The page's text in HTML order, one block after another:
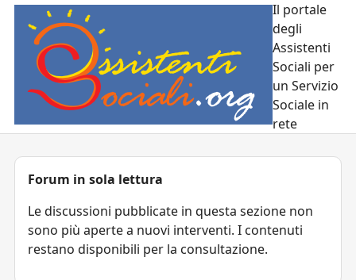
Il portale
degli
Assistenti
Sociali per
un Servizio
Sociale in
rete
Forum in sola lettura
Le discussioni pubblicate in questa sezione non
sono più aperte a nuovi interventi. I contenuti
restano disponibili per la consultazione.